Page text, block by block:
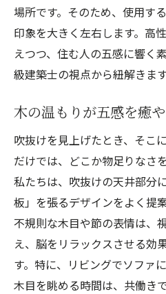
場所です。そのため、使用す
印象を大きく左右します。高
えつつ、住む人の五感に響く
級建築士の視点から紐解きます
木の温もりが五感を癒
吹抜けを見上げたとき、そこ
だけでは、どこか物足りなさ
私たちは、吹抜けの天井部分
板」を張るデザインをよく提
不規則な木目や節の表情は、
え、脳をリラックスさせる効
す。特に、リビングでソファ
木目を眺める時間は、共働き